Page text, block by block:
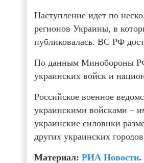
Наступление идет по
регионов Украины, в
публиковалась. ВС РФ
По данным Минобороны
украинских войск и
Российское военное
украинскими войсками –
украинские силовики
других украинских
Материал: РИА Новости.